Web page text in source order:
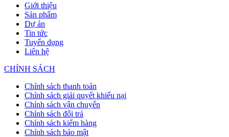
Giới thiệu
Sản phẩm
Dự án
Tin tức
Tuyển dụng
Liên hệ
CHÍNH SÁCH
Chính sách thanh toán
Chính sách giải quyết khiếu nại
Chính sách vận chuyển
Chính sách đổi trả
Chính sách kiểm hàng
Chính sách bảo mật